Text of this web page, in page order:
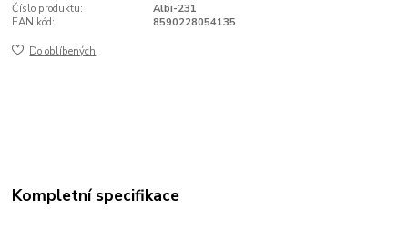
Číslo produktu:
Albi-231
EAN kód:
8590228054135
Do oblíbených
Kompletní specifikace